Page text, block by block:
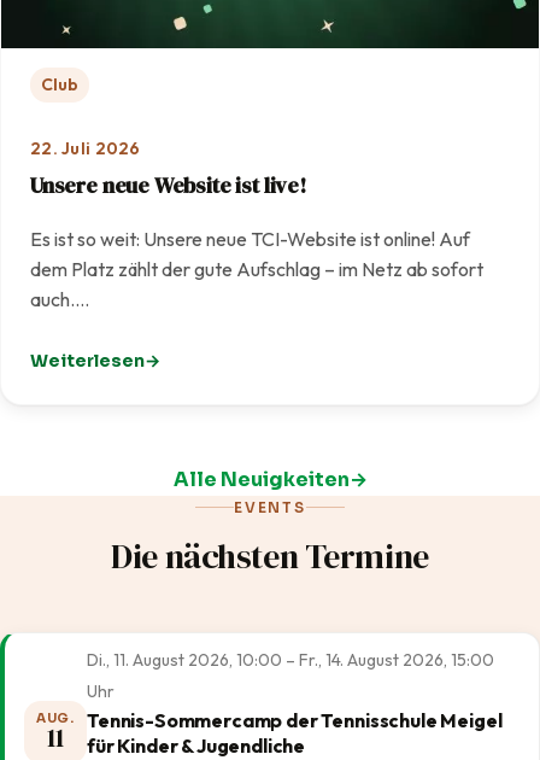
Club
22. Juli 2026
Unsere neue Website ist live!
Es ist so weit: Unsere neue TCI-Website ist online! Auf
dem Platz zählt der gute Aufschlag – im Netz ab sofort
auch.…
Weiterlesen
: Unsere neue Website ist live!
Alle Neuigkeiten
EVENTS
Die nächsten Termine
AUG.
11
Di., 11. August 2026, 10:00 – Fr., 14. August 2026, 15:00
Uhr
Tennis-Sommercamp der Tennisschule Meigel
für Kinder & Jugendliche